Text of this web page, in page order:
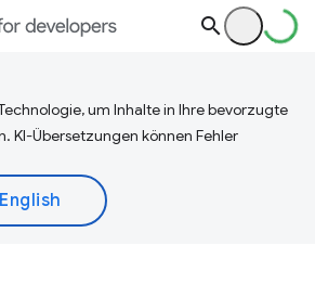
um Inhalte in Ihre bevorzugte
KI-Übersetzungen können Fehler